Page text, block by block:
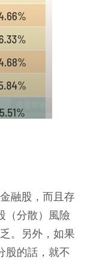
融股，而且存
（分散）風險
。另外，如果
股的話，就不